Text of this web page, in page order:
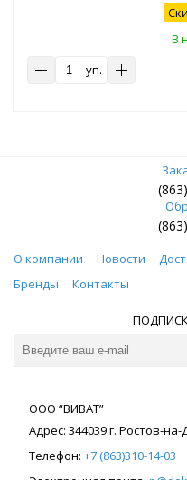
В
уп.
О компании Новости
Бренды
Контакты
ООО “ВИВАТ”
Адрес: 344039г. Ростов-на-
Телефон: +7 (863)310-14-03